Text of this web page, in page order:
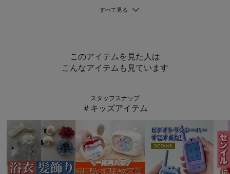
このアイテムを見た人は
こんなアイテムも見ています
スタッフスナップ
＃キッズアイテム